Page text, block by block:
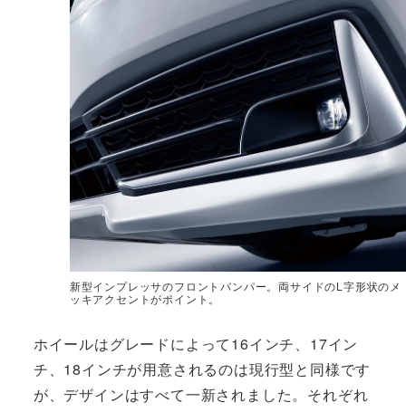
新型インプレッサのフロントバンパー。両サイドのL字形状のメ
ッキアクセントがポイント。
ホイールはグレードによって16インチ、17イン
チ、18インチが用意されるのは現行型と同様です
が、デザインはすべて一新されました。それぞれ